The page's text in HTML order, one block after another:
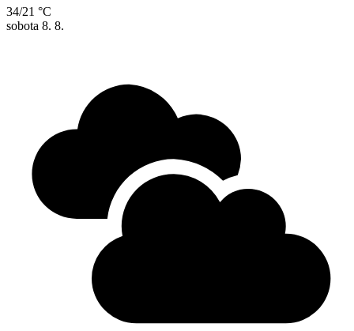
34/21 °C
sobota 8. 8.